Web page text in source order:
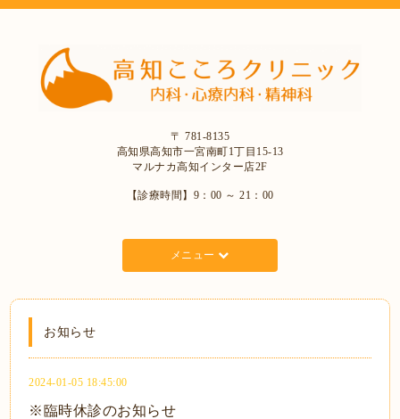
〒 781-8135
高知県高知市一宮南町1丁目15-13
マルナカ高知インター店2F
【診療時間】9：00 ～ 21：00
メニュー
お知らせ
2024-01-05 18:45:00
※臨時休診のお知らせ